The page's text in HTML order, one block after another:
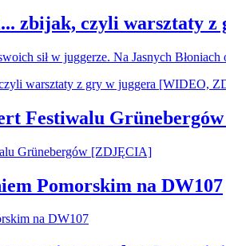
zbijak, czyli warsztaty
sił w juggerze. Na Jasnych
Festiwalu
Pomorskim na DW107